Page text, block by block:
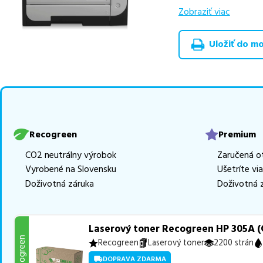
výhodnejšie
rada RECOGREEN
Celá táto
produkty, aby
môžete sa na nás
najlepšie riešenie.
Zobraziť viac
Uložiť do
Recogreen
CO2 neutrálny výrobok
Vyrobené na Slovensku
Doživotná záruka
Premium
Zaručená
Ušetríte
Doživotná
Laserový toner Recogreen HP 305A
Recogreen Laserový toner 2200 strán
DOPRAVA ZDARMA